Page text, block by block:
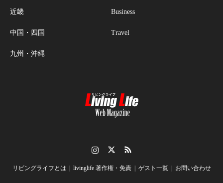
近畿
中国・四国
九州・沖縄
Business
Travel
リビングライフとは livinglife 著作権・免責 ゲスト一覧 お問い合わせ